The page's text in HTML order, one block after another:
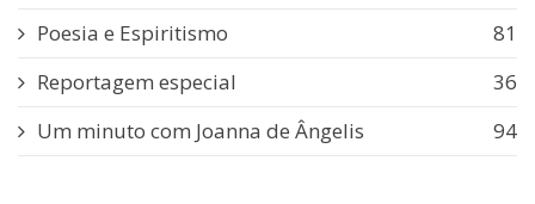
Poesia e Espiritismo
81
Reportagem especial
36
Um minuto com Joanna de Ângelis
94